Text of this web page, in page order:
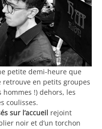
petite demi-heure que
retrouve en petits groupes
!) dehors, les
coulisses.
sur l’accueil rejoint
noir et d’un torchon